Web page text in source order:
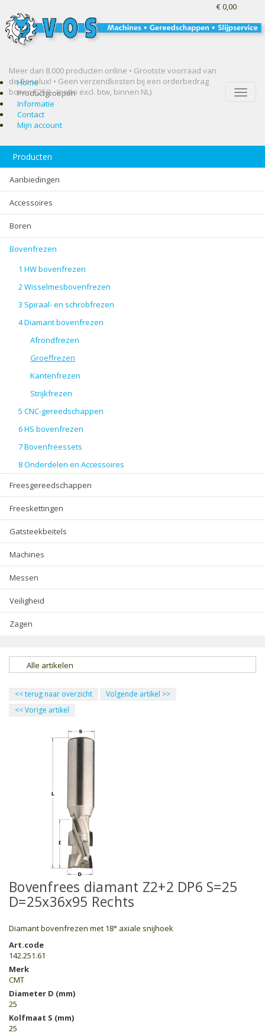
Meer dan 8.000 producten online • Grootste voorraad van
de Benelux! • Geen verzendkosten bij een orderbedrag
boven €250,- (netto excl. btw, binnen NL)
€ 0,00
Toggle
Home
Productgroepen
Informatie
Contact
Mijn account
Producten
Aanbiedingen
Accessoires
Boren
Bovenfrezen
1 HW bovenfrezen
2 Wisselmesbovenfrezen
3 Spiraal- en schrobfrezen
4 Diamant bovenfrezen
Afrondfrezen
Groeffrezen
Kantenfrezen
Strijkfrezen
5 CNC-gereedschappen
6 HS bovenfrezen
7 Bovenfreessets
8 Onderdelen en Accessoires
Freesgereedschappen
Freeskettingen
Gatsteekbeitels
Machines
Messen
Veiligheid
Zagen
Alle artikelen
<<terug naar overzicht Volgende artikel >>
<<Vorige artikel
Bovenfrees diamant Z2+2 DP6 S=25
D=25x36x95 Rechts
Diamant bovenfrezen met 18° axiale snijhoek
Art.code
142.251.61
Merk
CMT
Diameter D (mm)
25
Kolfmaat S (mm)
25